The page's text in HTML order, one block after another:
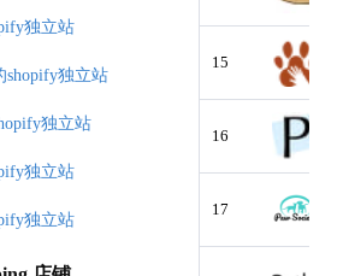
15
16
17
独立站
shopify独立站
独立站
独立站
独立站